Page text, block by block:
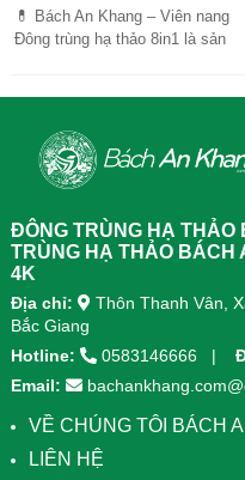
THẢO BÁCH AN KHANG
💊 Bách An Khang – Viên nang
Đông trùng hạ thảo 8in1 là sản
tiêu hóa, ngủ ngon, giảm mệt mỏi.
Sản phẩm được sản xuất tại nhà
máy đạt chuẩn GMP, sử dụng
giúp hấp thu nhanh và hiệu quả
hơn.
ĐÔNG TRÙNG HẠ THẢO
TRÙNG HẠ THẢO BÁCH
4K
Địa chỉ:
Thôn Thanh Vân,
Bắc Giang
Hotline:
0583146666
Email:
VỀ CHÚNG TÔI BÁCH
LIÊN HỆ